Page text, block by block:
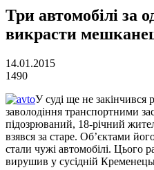
Три автомобілі за
викрасти
14.01.2015
1490
У суді ще не закінчився
заволодіння транспортними
підозрюваний, 18-річний
взявся за старе. Об’єктами
стали чужі автомобілі. Цього
вирушив у сусідній